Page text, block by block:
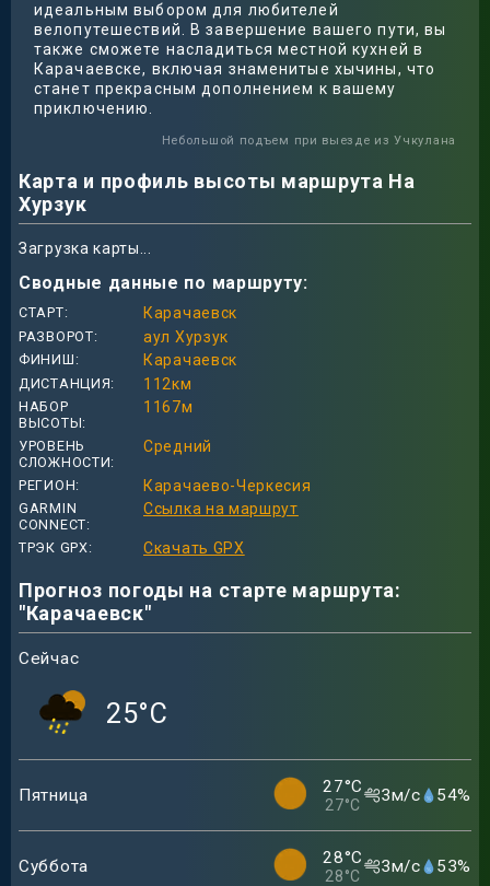
идеальным выбором для любителей
велопутешествий. В завершение вашего пути, вы
также сможете насладиться местной кухней в
Карачаевске, включая знаменитые хычины, что
станет прекрасным дополнением к вашему
приключению.
Небольшой подъем при выезде из Учкулана
Карта и профиль высоты маршрута На
Хурзук
Загрузка карты...
Сводные данные по маршруту:
СТАРТ Карачаевск
РАЗВОРОТ аул Хурзук
ФИНИШ Карачаевск
ДИСТАНЦИЯ 112км
НАБОР
ВЫСОТЫ
1167м
УРОВЕНЬ
СЛОЖНОСТИ
Средний
РЕГИОН Карачаево-Черкесия
GARMIN
CONNECT
Ссылка на маршрут
ТРЭК GPX Скачать GPX
Прогноз погоды на старте маршрута:
"Карачаевск"
Сейчас
25°C
Пятница 27°C
27°C 3м/с 54%
Суббота 28°C
28°C 3м/с 53%